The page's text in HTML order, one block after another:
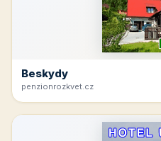
Beskydy
penzionrozkvet.cz